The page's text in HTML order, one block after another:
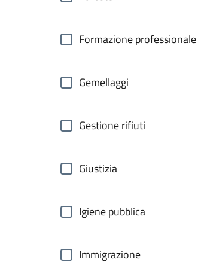
Formazione professionale
Gemellaggi
Gestione rifiuti
Giustizia
Igiene pubblica
Immigrazione